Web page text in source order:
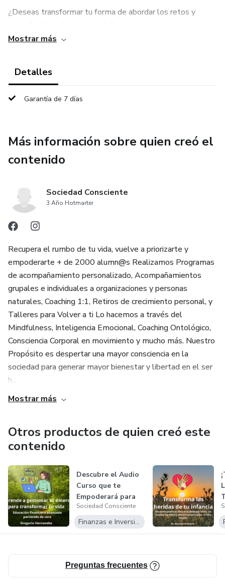
¿Deseas transformar tu forma de abordar los retos y
cambio y potenciar tu crecimiento!
🧬 LO QUE DESCUBRIRÁS EN ESTE AUDIO CURSO
✅ Identificar las Dos Mentalidades: Reconoce si tus
creencias te limitan o te impulsan.
✅ Transformar tu Mentalidad: Estrategias para convertir la
mentalidad fija en una de crecimiento.
✅ Amar el Esfuerzo: Aprende a ver cada reto como una
✅ Elogiar Inteligentemente: Fomenta el aprendizaje a
través del reconocimiento constructivo.
✅ Aprovechar el Fracaso: Conviértelo en una herramienta
para aprender y crecer.
✅ Aplicar el Mindset en Todas las Áreas: Desde la
educación y el trabajo hasta el deporte y las relaciones.
📚 SOBRE CAROL S. DWECK es una reconocida psicóloga
de la Universidad de Stanford, experta en motivación y
en todo el mundo.
CLAVES
🗝️ Clave 1: Las Dos Mentalidades – Fija versus
Crecimiento
💪 Clave 2: El Poder del Esfuerzo – Amando el Proceso de
🌟 Clave 3: El Elogio Inteligente – Fomentando una
Mostrar más
Detalles
Garantía de 7 días
Más información sobre quien creó el
contenido
Sociedad Consciente
3 Año Hotmarter
Recupera el rumbo de tu vida, vuelve a priorizarte y
empoderarte + de 2000 alumn@s Realizamos Programas
de acompañamiento personalizado, Acompañamientos
grupales e individuales a organizaciones y personas
naturales, Coaching 1:1, Retiros de crecimiento personal, y
Talleres para Volver a ti Lo hacemos a través del
Mindfulness, Inteligencia Emocional, Coaching Ontológico,
Consciencia Corporal en movimiento y mucho más. Nuestro
Propósito es despertar una mayor consciencia en la
sociedad para generar mayor bienestar y libertad en el ser
h...
Mostrar más
Otros productos de quien creó este
contenido
Descubre el Audio
Curso que te
Empoderará para
Dominar tus F...
Sociedad Consciente
Finanzas e Inversiones
Preguntas frecuentes